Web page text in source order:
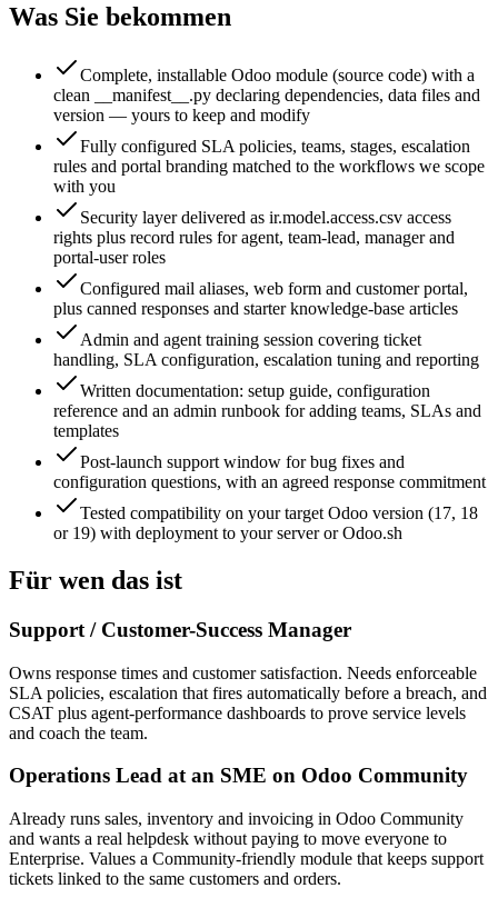
Was Sie bekommen
Complete, installable Odoo module (source code) with a
clean __manifest__.py declaring dependencies, data files and
version — yours to keep and modify
Fully configured SLA policies, teams, stages, escalation
rules and portal branding matched to the workflows we scope
with you
Security layer delivered as ir.model.access.csv access
rights plus record rules for agent, team-lead, manager and
portal-user roles
Configured mail aliases, web form and customer portal,
plus canned responses and starter knowledge-base articles
Admin and agent training session covering ticket
handling, SLA configuration, escalation tuning and reporting
Written documentation: setup guide, configuration
reference and an admin runbook for adding teams, SLAs and
templates
Post-launch support window for bug fixes and
configuration questions, with an agreed response commitment
Tested compatibility on your target Odoo version (17, 18
or 19) with deployment to your server or Odoo.sh
Für wen das ist
Support / Customer-Success Manager
Owns response times and customer satisfaction. Needs enforceable
SLA policies, escalation that fires automatically before a breach, and
CSAT plus agent-performance dashboards to prove service levels
and coach the team.
Operations Lead at an SME on Odoo Community
Already runs sales, inventory and invoicing in Odoo Community
and wants a real helpdesk without paying to move everyone to
Enterprise. Values a Community-friendly module that keeps support
tickets linked to the same customers and orders.